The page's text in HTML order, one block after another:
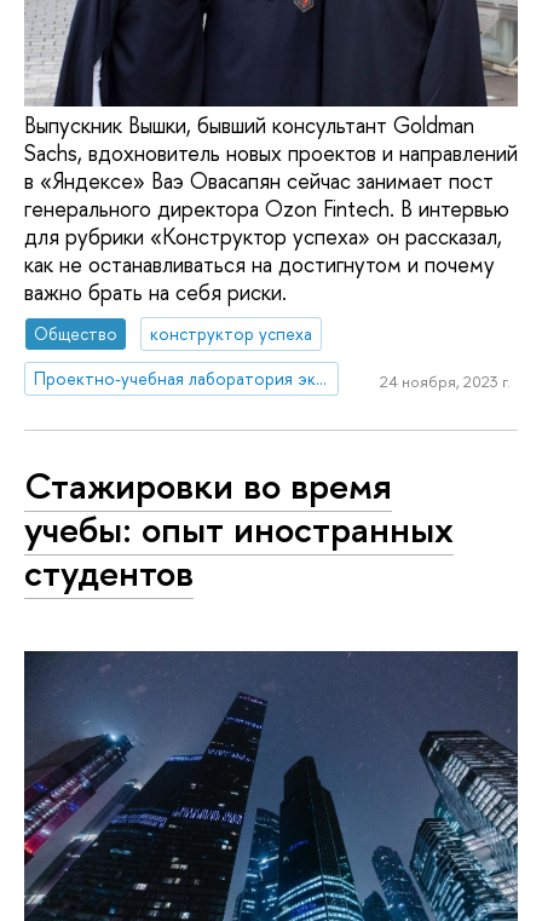
Выпускник Вышки, бывший консультант Goldman
Sachs, вдохновитель новых проектов и направлений
в «Яндексе» Ваэ Овасапян сейчас занимает пост
генерального директора Ozon Fintech. В интервью
для рубрики «Конструктор успеха» он рассказал,
как не останавливаться на достигнутом и почему
важно брать на себя риски.
Общество
конструктор успеха
Проектно-учебная лаборатория экономической журналистики
24 ноября, 2023 г.
Стажировки во время
учебы: опыт иностранных
студентов